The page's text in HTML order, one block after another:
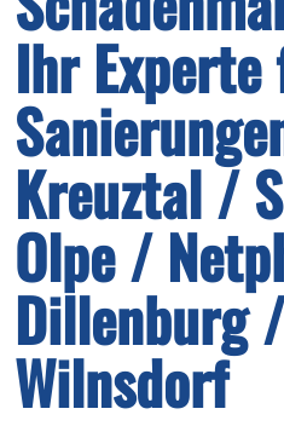
Ihr
Kreuztal /
Olpe /
Dillenburg
Wilnsdorf